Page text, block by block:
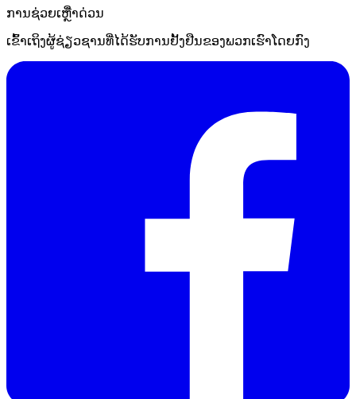
ການຊ່ວຍເຫຼືໍາດ່ວນ
ເຂົ້າເຖິງຜູ້ຊ່ຽວຊານທີ່ໄດ້ຮັບການຢັ້ງຢືນຂອງພວກເຮົາໂດຍກົງ